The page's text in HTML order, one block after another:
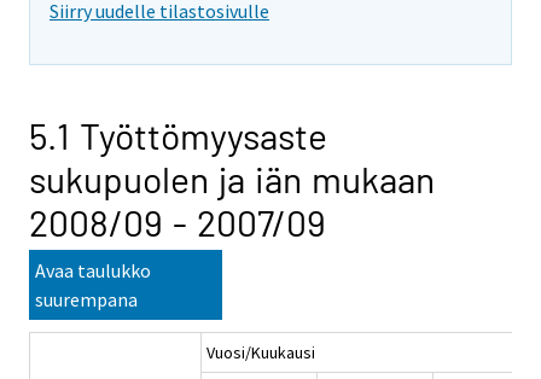
Siirry uudelle tilastosivulle
5.1 Työttömyysaste
sukupuolen ja iän mukaan
2008/09 - 2007/09
Avaa taulukko
suurempana
Vuosi/Kuukausi